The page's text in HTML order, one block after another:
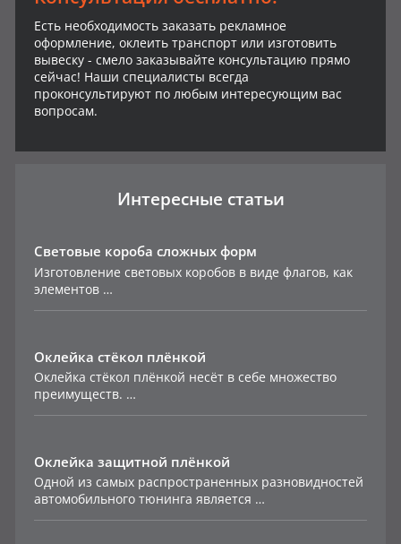
Есть необходимость заказать рекламное
оформление, оклеить транспорт или изготовить
вывеску - смело заказывайте консультацию прямо
сейчас! Наши специалисты всегда
проконсультируют по любым интересующим вас
вопросам.
Интересные статьи
Световые короба сложных форм
Изготовление световых коробов в виде флагов, как
элементов …
Оклейка стёкол плёнкой
Оклейка стёкол плёнкой несёт в себе множество
преимуществ. …
Оклейка защитной плёнкой
Одной из самых распространенных разновидностей
автомобильного тюнинга является …